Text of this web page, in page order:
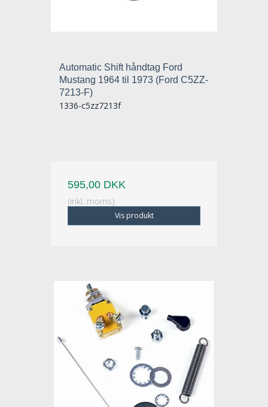
Automatic Shift håndtag Ford
Mustang 1964 til 1973 (Ford C5ZZ-
7213-F)
1336-c5zz7213f
595,00 DKK
(inkl. moms)
Vis produkt